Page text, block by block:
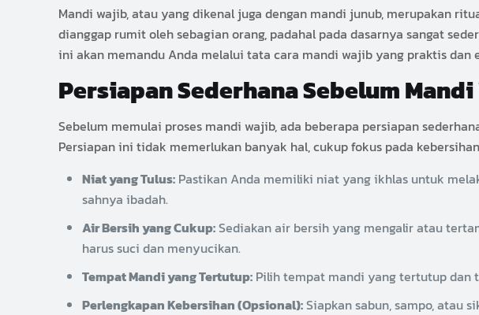
Mandi wajib, atau yang dikenal juga dengan mandi junub, merupakan
dianggap rumit oleh sebagian orang, padahal pada dasarnya sangat
ini akan memandu Anda melalui tata cara mandi wajib yang praktis dan
Persiapan Sederhana Sebelum
Sebelum memulai proses mandi wajib, ada beberapa persiapan
Persiapan ini tidak memerlukan banyak hal, cukup fokus pada
Niat yang Tulus: Pastikan Anda memiliki niat yang ikhlas untuk
sahnya ibadah.
Air Bersih yang Cukup:Sediakan air bersih yang mengalir atau
harus suci dan menyucikan.
Tempat Mandi yang Tertutup: Pilih tempat mandi yang tertutup dan
Perlengkapan Kebersihan (Opsional):Siapkan sabun, sampo, atau